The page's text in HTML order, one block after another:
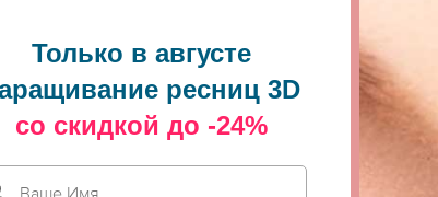
Только в августе
ресниц 3D
со скидкой до -24%